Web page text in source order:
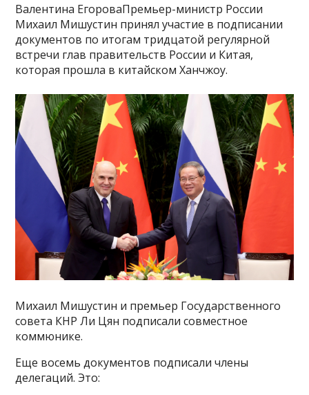
Валентина ЕгороваПремьер-министр России
Михаил Мишустин принял участие в подписании
документов по итогам тридцатой регулярной
встречи глав правительств России и Китая,
которая прошла в китайском Ханчжоу.
Михаил Мишустин и премьер Государственного
совета КНР Ли Цян подписали совместное
коммюнике.
Еще восемь документов подписали члены
делегаций. Это: